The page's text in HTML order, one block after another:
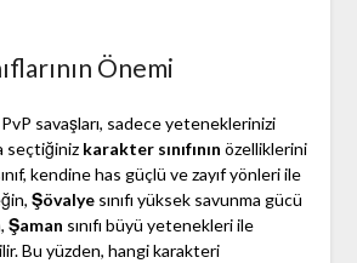
Önemi
savaşları, sadece yeteneklerinizi
seçtiğiniz karakter sınıfının özelliklerini
kendine has güçlü ve zayıf yönleri ile
Şövalyesınıfı yüksek savunma gücü
Şaman sınıfı büyü yetenekleri ile
Bu yüzden, hangi karakteri